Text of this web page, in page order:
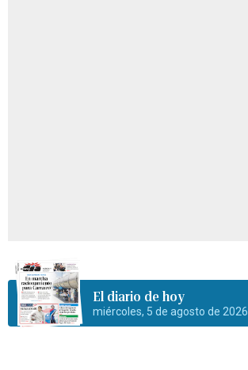
El diario de hoy
miércoles, 5 de agosto de 2026